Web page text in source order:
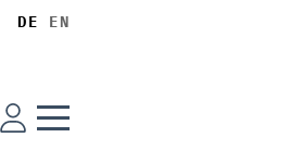
DE EN